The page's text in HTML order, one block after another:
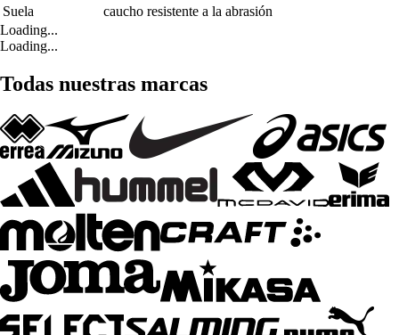
Suela
caucho resistente a la abrasión
Loading...
Loading...
Todas nuestras marcas